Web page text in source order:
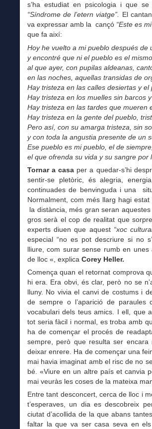
s’ha estudiat en psicologia i que se
“Síndrome de l’etern viatge”. El
va expressar amb la cançó “Este es
que fa així:
Hoy he vuelto a mi pueblo después de
y encontré que ni el pueblo es el
al que ayer, con pupilas aldeanas,
en las noches, aquellas transidas de
Hay tristeza en las calles desiertas y el
Hay tristeza en los muelles sin barcos
Hay tristeza en las tardes que mueren
Hay tristeza en la gente del pueblo,
Pero así, con su amarga tristeza, sin
y con toda la angustia presente de un
Ese pueblo es mi pueblo, el de
el que ofrenda su vida y su sangre por
Tornar a casa per a quedar-s’hi
sentir-se pletòric, és alegria,
continuades de benvinguda i una
Normalment, com més llarg hagi
la distància, més gran seran
gros serà el cop de realitat que
experts diuen que aquest “xoc
especial “no es pot descriure si no
lliure, com surar sense rumb en unes
de lloc «, explica Corey Heller.
Comença quan el retornat comprova
hi era. Era obvi, és clar, però no se
lluny. No vivia el canvi de costums i
de sempre o l’aparició de
vocabulari dels teus amics. I ell, que
tot seria fàcil i normal, es troba amb
ha de començar el procés de
sempre, però que resulta ser
deixar enrere. Ha de començar una
mai havia imaginat amb el risc de no
bé. «Viure en un altre país et canvia
mai veuràs les coses de la mateixa
Entre tant desconcert, cerca de lloc i
t’esperaves, un dia es descobreix
ciutat d’acollida de la que abans
faltar la que va ser casa seva en